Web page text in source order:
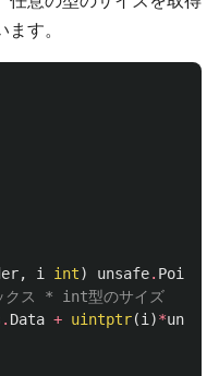
ます。
, i int) unsafe. Pointer
クス * int型のサイズ
. Data + uintptr(i )*unsafe